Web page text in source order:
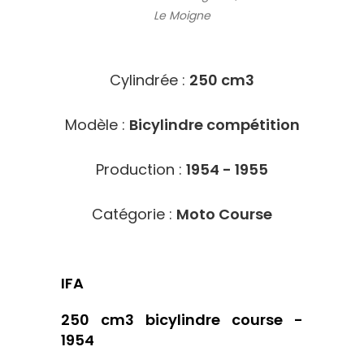
Le Moigne
Cylindrée : 250 cm3
Modèle : Bicylindre compétition
Production : 1954 - 1955
Catégorie : Moto Course
IFA
250 cm3 bicylindre course -
1954